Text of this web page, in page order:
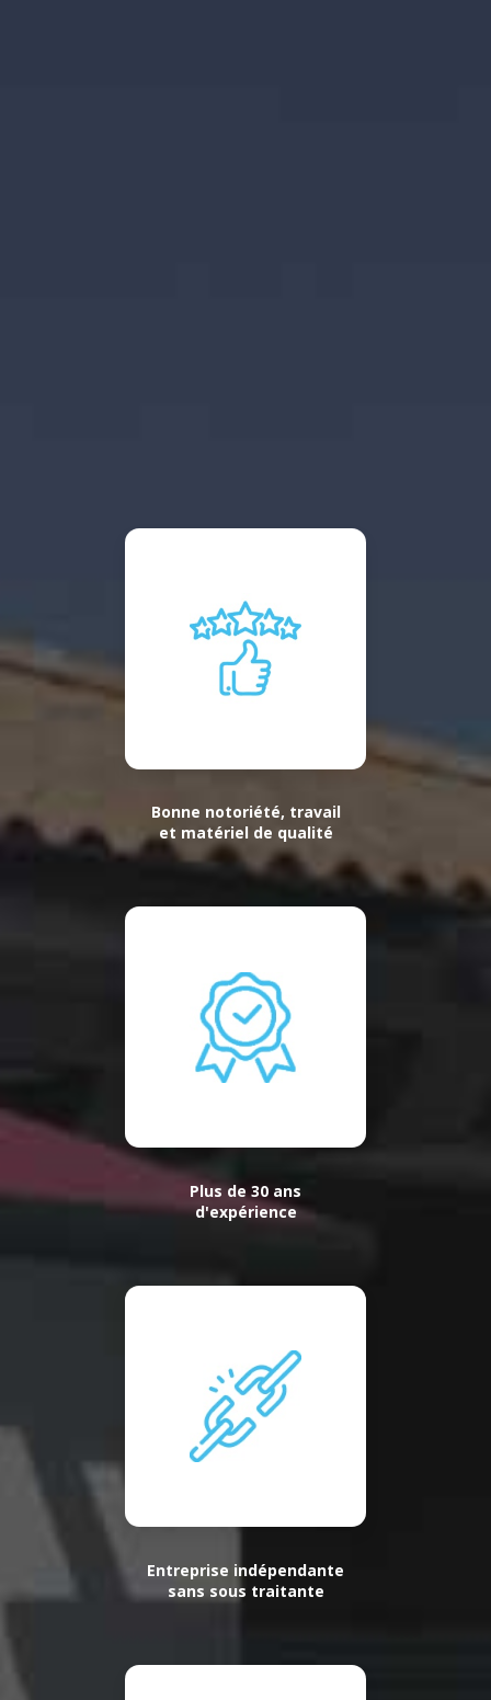
Bonne notoriété, travail
et matériel de qualité
Plus de 30 ans
d'expérience
Entreprise indépendante
sans sous traitante